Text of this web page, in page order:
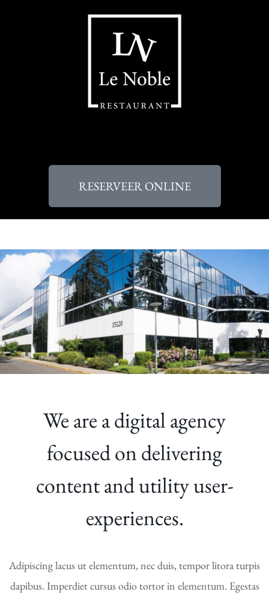
RESERVEER ONLINE
We are a digital agency
focused on delivering
content and utility user-
experiences.
Adipiscing lacus ut elementum, nec duis, tempor litora turpis
dapibus. Imperdiet cursus odio tortor in elementum. Egestas